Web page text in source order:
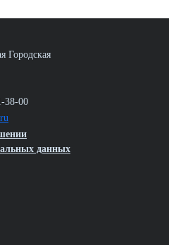
Городская
38-00
данных